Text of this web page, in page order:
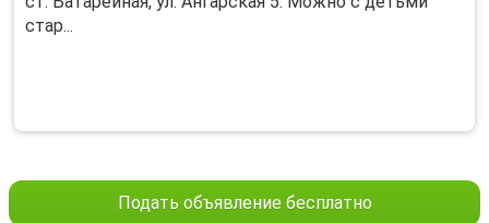
стар...
Подать объявление бесплатно